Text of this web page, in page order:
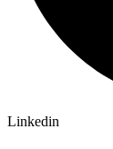
Linkedin